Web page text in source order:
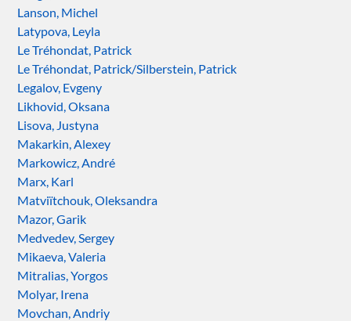
Lanson, Michel
Latypova, Leyla
Le Tréhondat, Patrick
Le Tréhondat, Patrick/Silberstein, Patrick
Legalov, Evgeny
Likhovid, Oksana
Lisova, Justyna
Makarkin, Alexey
Markowicz, André
Marx, Karl
Matviïtchouk, Oleksandra
Mazor, Garik
Medvedev, Sergey
Mikaeva, Valeria
Mitralias, Yorgos
Molyar, Irena
Movchan, Andriy